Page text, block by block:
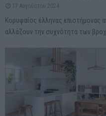
17 Αυγούστου 2024
Κορυφαίος έλληνας επιστήμονας
αλλάζουν την συχνότητα των